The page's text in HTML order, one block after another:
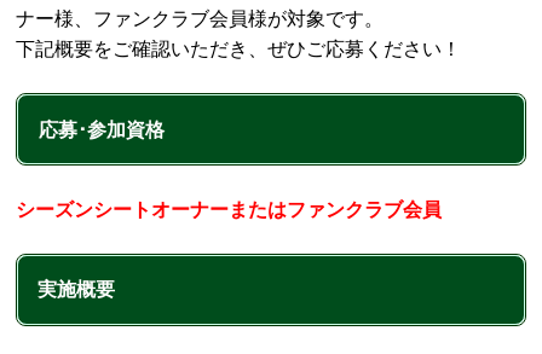
ナー様、ファンクラブ会員様が対象です。
下記概要をご確認いただき、ぜひご応募ください！
応募･参加資格
シーズンシートオーナーまたはファンクラブ会員
実施概要